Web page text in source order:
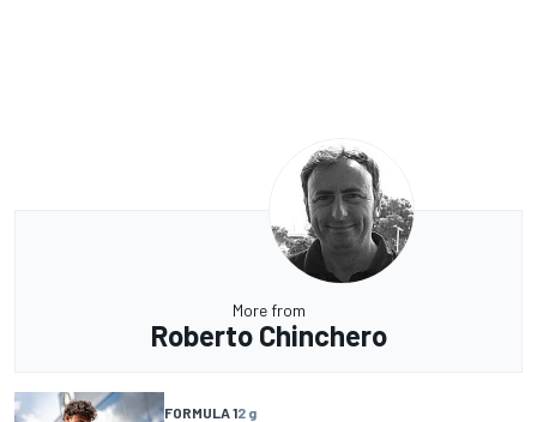
More from
Roberto Chinchero
FORMULA 12 g